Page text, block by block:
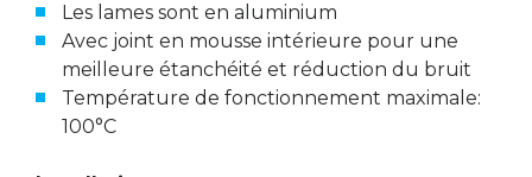
Les lames sont en aluminium
Avec joint en mousse intérieure pour une
meilleure étanchéité et réduction du bruit
Température de fonctionnement maximale:
100°C